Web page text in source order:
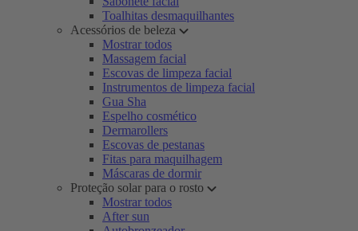
Toalhitas desmaquilhantes
Acessórios de beleza
Mostrar todos
Massagem facial
Escovas de limpeza facial
Instrumentos de limpeza facial
Gua Sha
Espelho cosmético
Dermarollers
Escovas de pestanas
Fitas para maquilhagem
Máscaras de dormir
Proteção solar para o rosto
Mostrar todos
After sun